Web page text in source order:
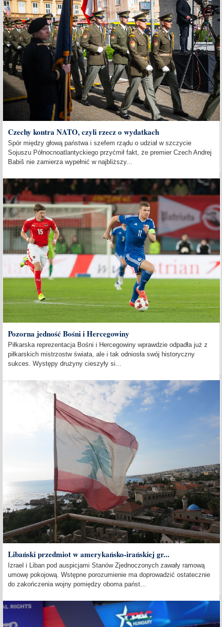
Czechy kontra NATO, czyli rzecz o wydatkach
Spór między głową państwa i szefem rządu o udział w szczycie
Sojuszu Północnoatlantyckiego przyćmił fakt, że premier Czech Andrej
Babiš nie zamierza wypełnić w najbliższy...
Pozorna jedność Bośni i Hercegowiny
Piłkarska reprezentacja Bośni i Hercegowiny wprawdzie odpadła już z
piłkarskich mistrzostw świata, ale i tak odniosła swój historyczny
sukces. Występy drużyny cieszyły si...
Libański przedmiot w amerykańsko-irańskiej gr...
Izrael i Liban pod auspicjami Stanów Zjednoczonych zawały ramową
umowę pokojową. Wstępne porozumienie ma doprowadzić ostatecznie
do zakończenia wojny pomiędzy oboma państ...